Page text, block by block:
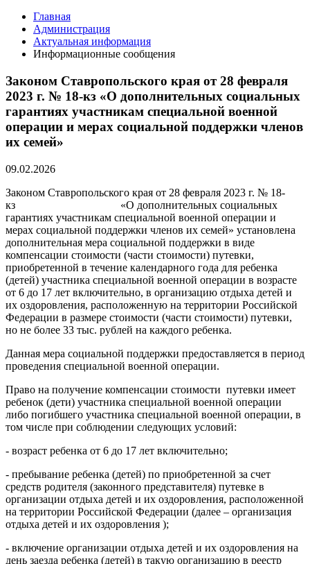
Главная
Администрация
Актуальная информация
Информационные сообщения
Законом Ставропольского края от 28 февраля
2023 г. № 18-кз «О дополнительных социальных
гарантиях участникам специальной военной
операции и мерах социальной поддержки членов
их семей»
09.02.2026
Законом Ставропольского края от 28 февраля 2023 г. № 18-
кз «О дополнительных социальных
гарантиях участникам специальной военной операции и
мерах социальной поддержки членов их семей» установлена
дополнительная мера социальной поддержки в виде
компенсации стоимости (части стоимости) путевки,
приобретенной в течение календарного года для ребенка
(детей) участника специальной военной операции в возрасте
от 6 до 17 лет включительно, в организацию отдыха детей и
их оздоровления, расположенную на территории Российской
Федерации в размере стоимости (части стоимости) путевки,
но не более 33 тыс. рублей на каждого ребенка.
Данная мера социальной поддержки предоставляется в период
проведения специальной военной операции.
Право на получение компенсации стоимости путевки имеет
ребенок (дети) участника специальной военной операции
либо погибшего участника специальной военной операции, в
том числе при соблюдении следующих условий:
- возраст ребенка от 6 до 17 лет включительно;
- пребывание ребенка (детей) по приобретенной за счет
средств родителя (законного представителя) путевке в
организации отдыха детей и их оздоровления, расположенной
на территории Российской Федерации (далее – организация
отдыха детей и их оздоровления );
- включение организации отдыха детей и их оздоровления на
день заезда ребенка (детей) в такую организацию в реестр